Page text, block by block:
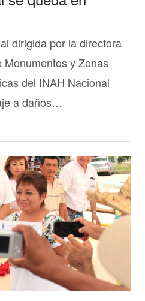
dirigida por la directora
y Zonas
del INAH Nacional
a daños…